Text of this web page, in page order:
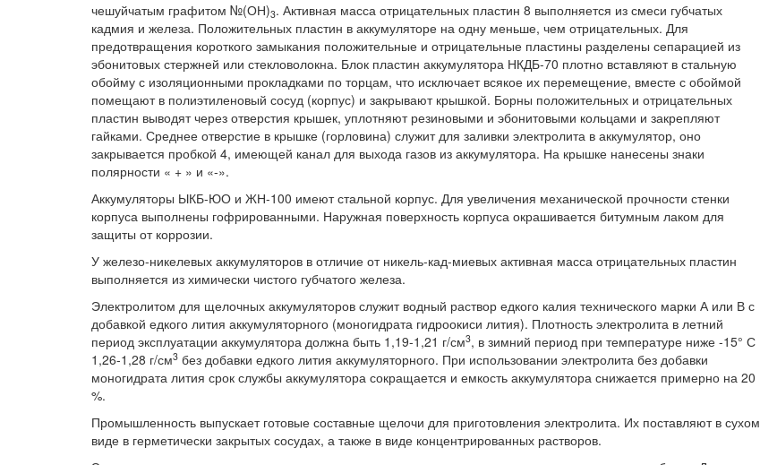
чешуйчатым графитом №(ОН)3. Активная масса отрицательных пластин 8 выполняется из смеси губчатых
кадмия и железа. Положительных пластин в аккумуляторе на одну меньше, чем отрицательных. Для
предотвращения короткого замыкания положительные и отрицательные пластины разделены сепарацией из
эбонитовых стержней или стекловолокна. Блок пластин аккумулятора НКДБ-70 плотно вставляют в стальную
обойму с изоляционными прокладками по торцам, что исключает всякое их перемещение, вместе с обоймой
помещают в полиэтиленовый сосуд (корпус) и закрывают крышкой. Борны положительных и отрицательных
пластин выводят через отверстия крышек, уплотняют резиновыми и эбонитовыми кольцами и закрепляют
гайками. Среднее отверстие в крышке (горловина) служит для заливки электролита в аккумулятор, оно
закрывается пробкой 4, имеющей канал для выхода газов из аккумулятора. На крышке нанесены знаки
полярности « + » и «-».
Аккумуляторы ЫКБ-ЮО и ЖН-100 имеют стальной корпус. Для увеличения механической прочности стенки
корпуса выполнены гофрированными. Наружная поверхность корпуса окрашивается битумным лаком для
защиты от коррозии.
У железо-никелевых аккумуляторов в отличие от никель-кад-миевых активная масса отрицательных пластин
выполняется из химически чистого губчатого железа.
Электролитом для щелочных аккумуляторов служит водный раствор едкого калия технического марки А или В с
добавкой едкого лития аккумуляторного (моногидрата гидроокиси лития). Плотность электролита в летний
период эксплуатации аккумулятора должна быть 1,19-1,21 г/см3, в зимний период при температуре ниже -15° С
1,26-1,28 г/см3 без добавки едкого лития аккумуляторного. При использовании электролита без добавки
моногидрата лития срок службы аккумулятора сокращается и емкость аккумулятора снижается примерно на 20
%.
Промышленность выпускает готовые составные щелочи для приготовления электролита. Их поставляют в сухом
виде в герметически закрытых сосудах, а также в виде концентрированных растворов.